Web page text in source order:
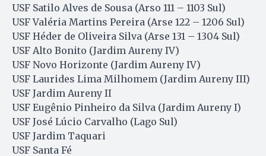
USF Satilo Alves de Sousa (Arso 111 – 1103 Sul)
USF Valéria Martins Pereira (Arse 122 – 1206 Sul)
USF Héder de Oliveira Silva (Arse 131 – 1304 Sul)
USF Alto Bonito (Jardim Aureny IV)
USF Novo Horizonte (Jardim Aureny IV)
USF Laurides Lima Milhomem (Jardim Aureny III)
USF Jardim Aureny II
USF Eugênio Pinheiro da Silva (Jardim Aureny I)
USF José Lúcio Carvalho (Lago Sul)
USF Jardim Taquari
USF Santa Fé